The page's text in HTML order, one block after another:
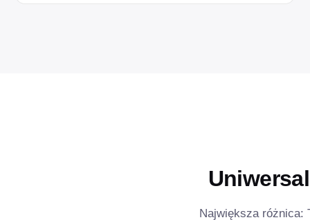
Największa różnica: